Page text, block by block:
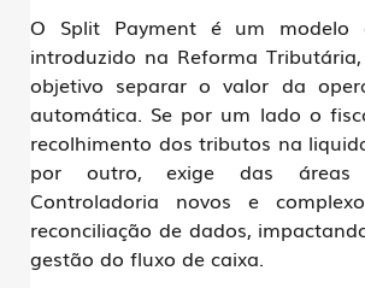
O Split Payment é um modelo
introduzido na Reforma
objetivo separar o valor da
automática. Se por um lado o
recolhimento dos tributos na
por outro, exige das
Controladoria novos e
reconciliação de dados,
gestão do fluxo de caixa.